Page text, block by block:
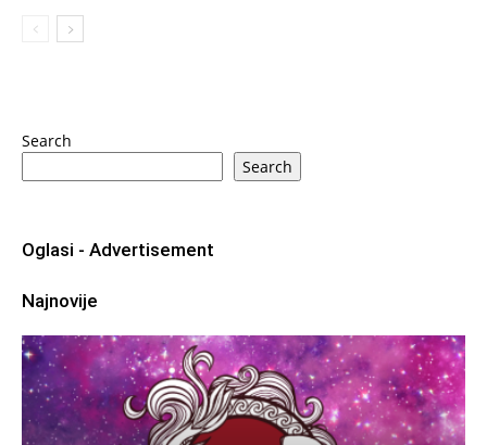
Search
Search
Oglasi - Advertisement
Najnovije